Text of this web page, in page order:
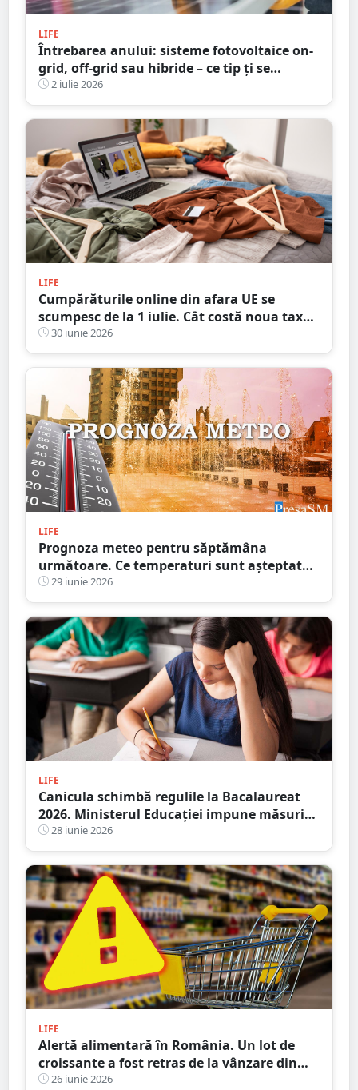
LIFE
Întrebarea anului: sisteme fotovoltaice on-
grid, off-grid sau hibride – ce tip ți se
potrivește cel mai bine?
2 iulie 2026
LIFE
Cumpărăturile online din afara UE se
scumpesc de la 1 iulie. Cât costă noua taxă
pentru fiecare articol din colet
30 iunie 2026
LIFE
Prognoza meteo pentru săptămâna
următoare. Ce temperaturi sunt așteptate
la Satu Mare
29 iunie 2026
LIFE
Canicula schimbă regulile la Bacalaureat
2026. Ministerul Educației impune măsuri
speciale
28 iunie 2026
LIFE
Alertă alimentară în România. Un lot de
croissante a fost retras de la vânzare din
Lidl și Kaufland
26 iunie 2026